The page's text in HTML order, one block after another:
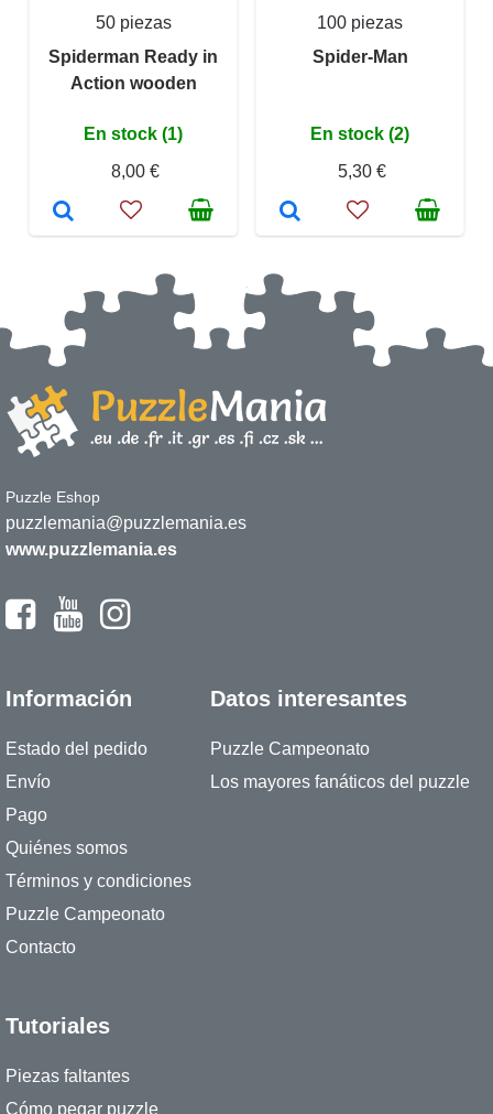
50 piezas
Spiderman Ready in
Action wooden
En stock (1)
8,00 €
100 piezas
Spider-Man
En stock (2)
5,30 €
Puzzle Eshop
puzzlemania@puzzlemania.es
www.puzzlemania.es
Información
Estado del pedido
Envío
Pago
Quiénes somos
Términos y condiciones
Puzzle Campeonato
Contacto
Datos interesantes
Puzzle Campeonato
Los mayores fanáticos del puzzle
Tutoriales
Piezas faltantes
Cómo pegar puzzle